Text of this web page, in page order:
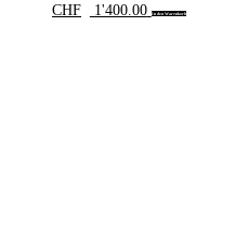
CHF 1'400.00 In den Warenkorb